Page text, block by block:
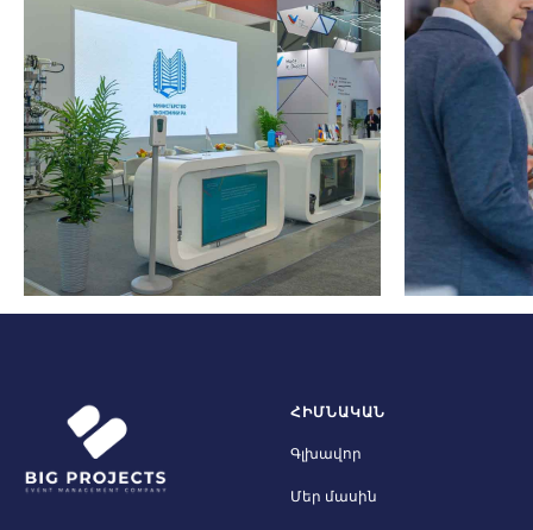
ՀԻՄՆԱԿԱՆ
Գլխավոր
Մեր մասին